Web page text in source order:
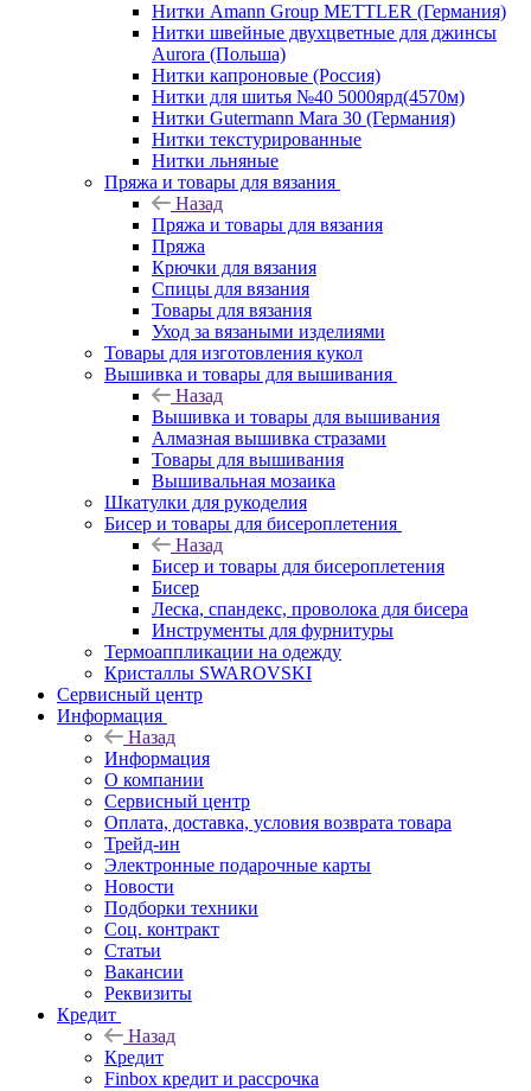
Нитки Amann Group METTLER (Германия)
Нитки швейные двухцветные для джинсы
Aurora (Польша)
Нитки капроновые (Россия)
Нитки для шитья №40 5000ярд(4570м)
Нитки Gutermann Mara 30 (Германия)
Нитки текстурированные
Нитки льняные
Пряжа и товары для вязания
Назад
Пряжа и товары для вязания
Пряжа
Крючки для вязания
Спицы для вязания
Товары для вязания
Уход за вязаными изделиями
Товары для изготовления кукол
Вышивка и товары для вышивания
Назад
Вышивка и товары для вышивания
Алмазная вышивка стразами
Товары для вышивания
Вышивальная мозаика
Шкатулки для рукоделия
Бисер и товары для бисероплетения
Назад
Бисер и товары для бисероплетения
Бисер
Леска, спандекс, проволока для бисера
Инструменты для фурнитуры
Термоаппликации на одежду
Кристаллы SWAROVSKI
Сервисный центр
Информация
Назад
Информация
О компании
Сервисный центр
Оплата, доставка, условия возврата товара
Трейд-ин
Электронные подарочные карты
Новости
Подборки техники
Соц. контракт
Статьи
Вакансии
Реквизиты
Кредит
Назад
Кредит
Finbox кредит и рассрочка